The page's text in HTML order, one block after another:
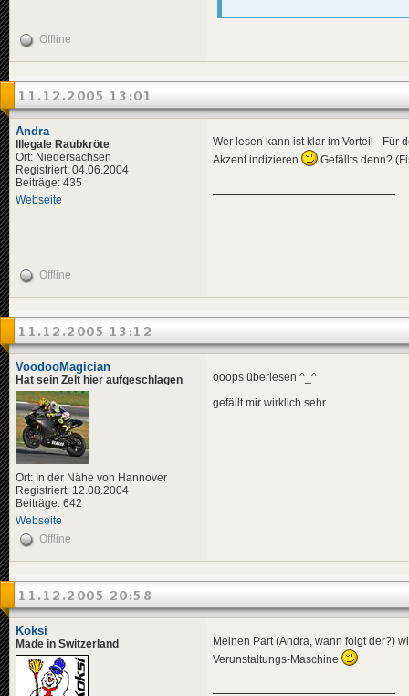
Offline
11.12.2005 13:01
Andra
Illegale Raubkröte
Ort: Niedersachsen
Registriert: 04.06.2004
Beiträge: 435
Webseite
Wer lesen kann ist klar im Vorteil - Für
Akzent indizieren
Gefällts denn?
Offline
11.12.2005 13:12
VoodooMagician
Hat sein Zelt hier aufgeschlagen
Ort: In der Nähe von Hannover
Registriert: 12.08.2004
Beiträge: 642
Webseite
ooops überlesen ^_^
gefällt mir wirklich sehr
Offline
11.12.2005 20:58
Koksi
Made in Switzerland
Meinen Part (Andra, wann folgt der?)
Verunstaltungs-Maschine